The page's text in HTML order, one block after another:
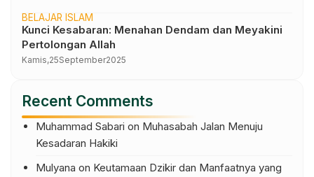
BELAJAR ISLAM
Kunci Kesabaran: Menahan Dendam dan Meyakini
Pertolongan Allah
Kamis,25September2025
Recent Comments
Muhammad Sabari on Muhasabah Jalan Menuju
Kesadaran Hakiki
Mulyana on Keutamaan Dzikir dan Manfaatnya yang